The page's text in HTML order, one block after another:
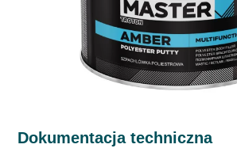
Dokumentacja techniczna